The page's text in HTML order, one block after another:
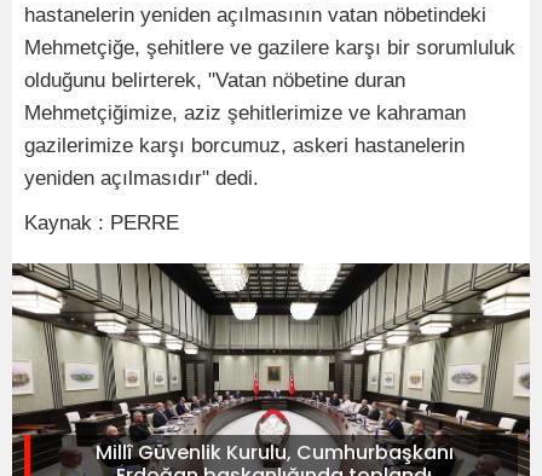
hastanelerin yeniden açılmasının vatan nöbetindeki
Mehmetçiğe, şehitlere ve gazilere karşı bir sorumluluk
olduğunu belirterek, "Vatan nöbetine duran
Mehmetçiğimize, aziz şehitlerimize ve kahraman
gazilerimize karşı borcumuz, askeri hastanelerin
yeniden açılmasıdır" dedi.
Kaynak : PERRE
Millî Güvenlik Kurulu, Cumhurbaşkanı